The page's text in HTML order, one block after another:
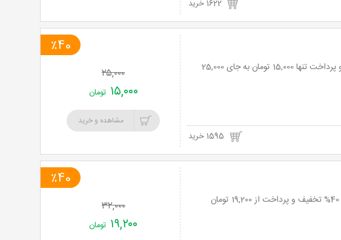
1622 خرید
مرغ سوخاری TFC (کنتاکی سابق) با منو باز متنوع با 40% تخفیف و پرداخت تنها 15,000 تومان به جای 25,000
٪40
۲۵,۰۰۰
۱۵,۰۰۰ تومان
مشاهده و خرید
٪40
۳۲,۰۰۰
۱۹,۲۰۰ تومان